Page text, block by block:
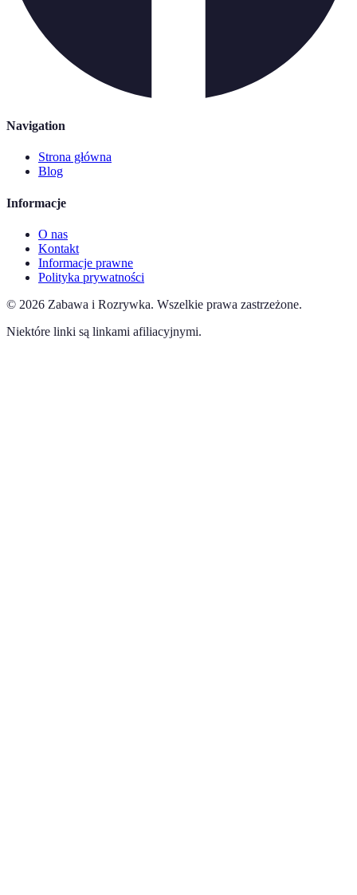
Navigation
Strona główna
Blog
Informacje
O nas
Kontakt
Informacje prawne
Polityka prywatności
© 2026 Zabawa i Rozrywka. Wszelkie prawa zastrzeżone.
Niektóre linki są linkami afiliacyjnymi.